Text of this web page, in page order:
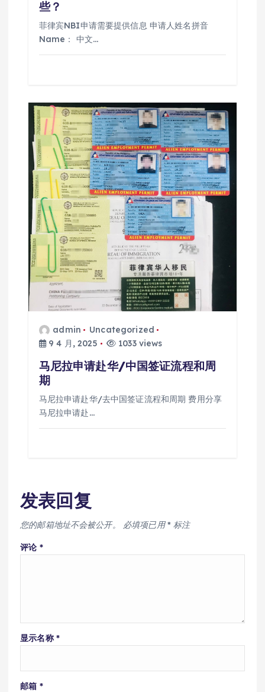
些？
菲律宾NBI申请需要提供信息 申请人姓名拼音
Name： 中文…
admin
Uncategorized
9 4 月, 2025
1033 views
马尼拉申请赴华/中国签证流程和周
期
马尼拉申请赴华/去中国签证流程和周期 费用分享
马尼拉申请赴…
发表回复
您的邮箱地址不会被公开。 必填项已用* 标注
评论 *
显示名称 *
邮箱 *